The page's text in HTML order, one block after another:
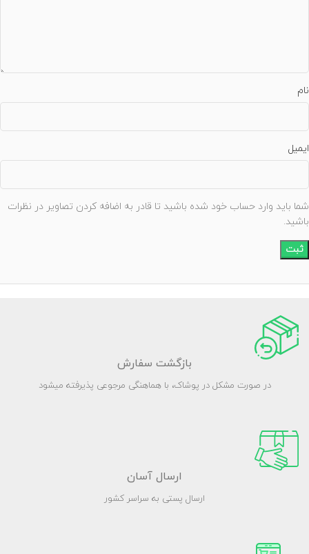
نام
ایمیل
شما باید وارد حساب خود شده باشید تا قادر به اضافه کردن تصاویر در نظرات
باشید.
بازگشت سفارش
در صورت مشکل در پوشاک، با هماهنگی مرجوعی پذیرفته میشود
ارسال آسان
ارسال پستی به سراسر کشور